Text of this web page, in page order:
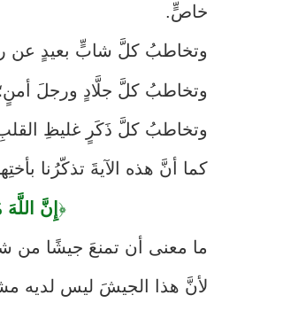
خاصٍّ.
وتخاطبُ كلَّ شابٍّ بعيدٍ عن
وتخاطبُ كلَّ جلَّادٍ ورجلَ أمنٍ؛
وتخاطبُ كلَّ ذَكَرٍ غليظِ
كما أنَّ هذه الآيةَ تذكّرُنا
﴿ إِنَّ
ما معنى أن تمنعَ جيشًا من
لأنَّ هذا الجيشَ ليس لديه